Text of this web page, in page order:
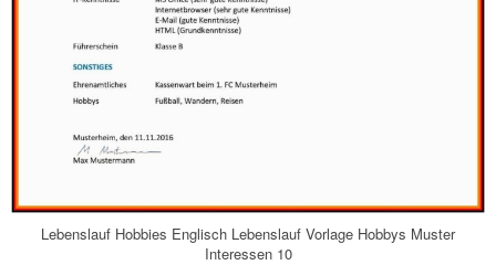
Lebenslauf Hobbies Englisch Lebenslauf Vorlage Hobbys Muster
Interessen 10